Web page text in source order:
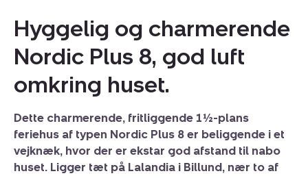
Hyggelig og charmerende
Nordic Plus 8, god luft
omkring huset.
Dette charmerende, fritliggende 1½-plans
feriehus af typen Nordic Plus 8 er beliggende i et
vejknæk, hvor der er ekstar god afstand til nabo
huset. Ligger tæt på Lalandia i Billund, nær to af